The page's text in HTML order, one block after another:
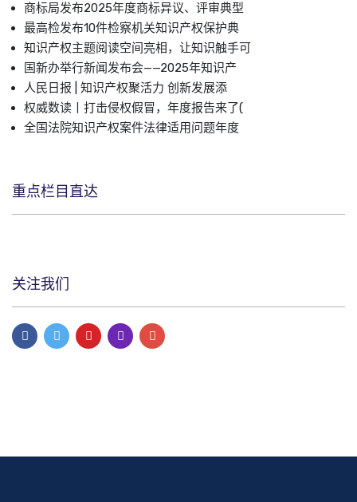
商标局发布2025年度商标异议、评审典型
最高检发布10件检察机关知识产权保护典
知识产权主题阅读空间亮相，让知识触手可
国新办举行新闻发布会——2025年知识产
人民日报 | 知识产权聚活力 创新发展添
权威数读丨打击侵权假冒，年度报告来了(
全国法院知识产权案件法律适用问题年度
重点栏目直达
关注我们